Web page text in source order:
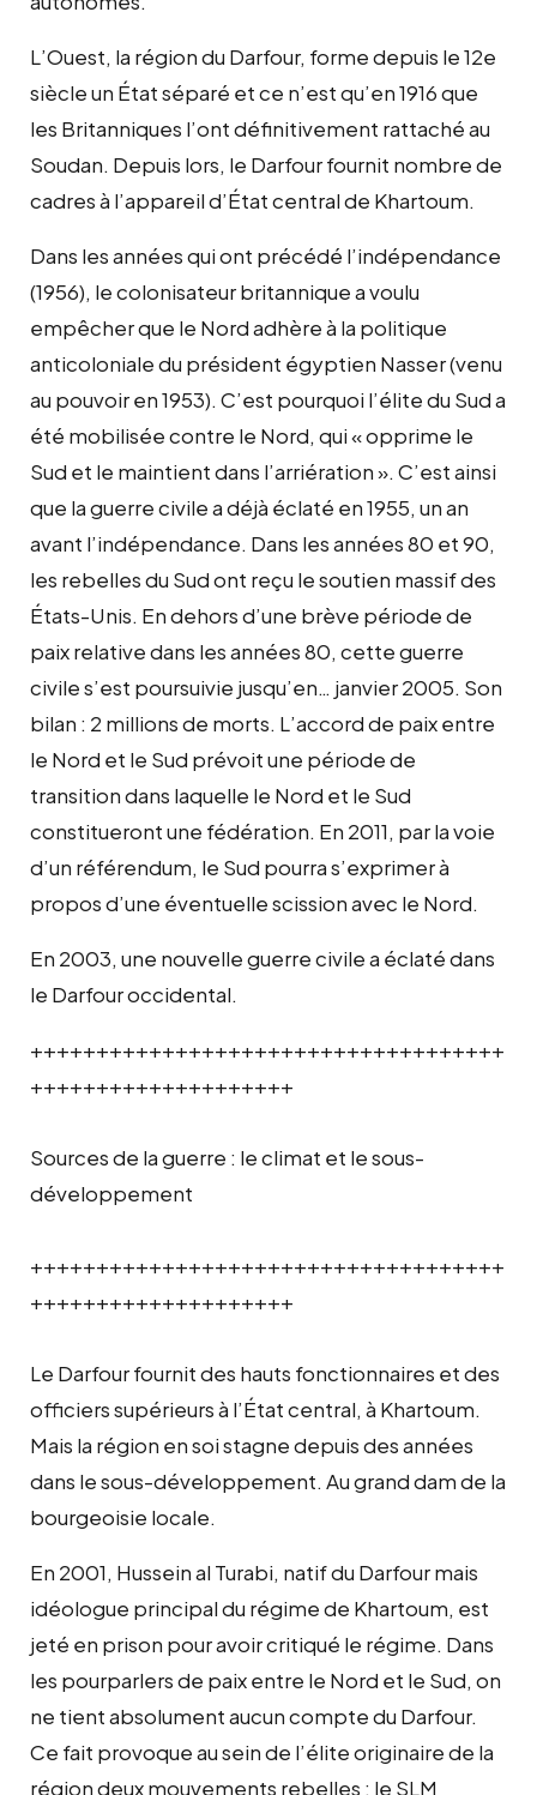
L’Ouest, la région du Darfour, forme depuis le 12e
siècle un État séparé et ce n’est qu’en 1916 que
les Britanniques l’ont définitivement rattaché au
Soudan. Depuis lors, le Darfour fournit nombre de
cadres à l’appareil d’État central de Khartoum.
Dans les années qui ont précédé l’indépendance
(1956), le colonisateur britannique a voulu
empêcher que le Nord adhère à la politique
anticoloniale du président égyptien Nasser (venu
au pouvoir en 1953). C’est pourquoi l’élite du Sud a
été mobilisée contre le Nord, qui « opprime le
Sud et le maintient dans l’arriération ». C’est ainsi
que la guerre civile a déjà éclaté en 1955, un an
avant l’indépendance. Dans les années 80 et 90,
les rebelles du Sud ont reçu le soutien massif des
États-Unis. En dehors d’une brève période de
paix relative dans les années 80, cette guerre
civile s’est poursuivie jusqu’en… janvier 2005. Son
bilan : 2 millions de morts. L’accord de paix entre
le Nord et le Sud prévoit une période de
transition dans laquelle le Nord et le Sud
constitueront une fédération. En 2011, par la voie
d’un référendum, le Sud pourra s’exprimer à
propos d’une éventuelle scission avec le Nord.
En 2003, une nouvelle guerre civile a éclaté dans
le Darfour occidental.
++++++++++++++++++++++++++++++++++++
++++++++++++++++++++
Sources de la guerre : le climat et le sous-
développement
++++++++++++++++++++++++++++++++++++
++++++++++++++++++++
Le Darfour fournit des hauts fonctionnaires et des
officiers supérieurs à l’État central, à Khartoum.
Mais la région en soi stagne depuis des années
dans le sous-développement. Au grand dam de la
bourgeoisie locale.
En 2001, Hussein al Turabi, natif du Darfour mais
idéologue principal du régime de Khartoum, est
jeté en prison pour avoir critiqué le régime. Dans
les pourparlers de paix entre le Nord et le Sud, on
ne tient absolument aucun compte du Darfour.
Ce fait provoque au sein de l’élite originaire de la
région deux mouvements rebelles : le SLM